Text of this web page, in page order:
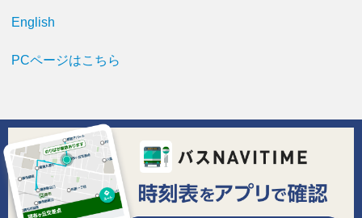
English
PCページはこちら